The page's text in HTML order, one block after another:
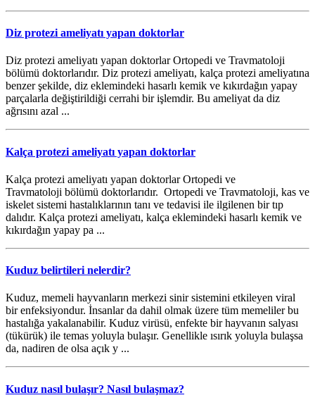
Diz protezi ameliyatı yapan doktorlar
Diz protezi ameliyatı yapan doktorlar Ortopedi ve Travmatoloji
bölümü doktorlarıdır. Diz protezi ameliyatı, kalça protezi ameliyatına
benzer şekilde, diz eklemindeki hasarlı kemik ve kıkırdağın yapay
parçalarla değiştirildiği cerrahi bir işlemdir. Bu ameliyat da diz
ağrısını azal ...
Kalça protezi ameliyatı yapan doktorlar
Kalça protezi ameliyatı yapan doktorlar Ortopedi ve
Travmatoloji bölümü doktorlarıdır. Ortopedi ve Travmatoloji, kas ve
iskelet sistemi hastalıklarının tanı ve tedavisi ile ilgilenen bir tıp
dalıdır. Kalça protezi ameliyatı, kalça eklemindeki hasarlı kemik ve
kıkırdağın yapay pa ...
Kuduz belirtileri nelerdir?
Kuduz, memeli hayvanların merkezi sinir sistemini etkileyen viral
bir enfeksiyondur. İnsanlar da dahil olmak üzere tüm memeliler bu
hastalığa yakalanabilir. Kuduz virüsü, enfekte bir hayvanın salyası
(tükürük) ile temas yoluyla bulaşır. Genellikle ısırık yoluyla bulaşsa
da, nadiren de olsa açık y ...
Kuduz nasıl bulaşır? Nasıl bulaşmaz?